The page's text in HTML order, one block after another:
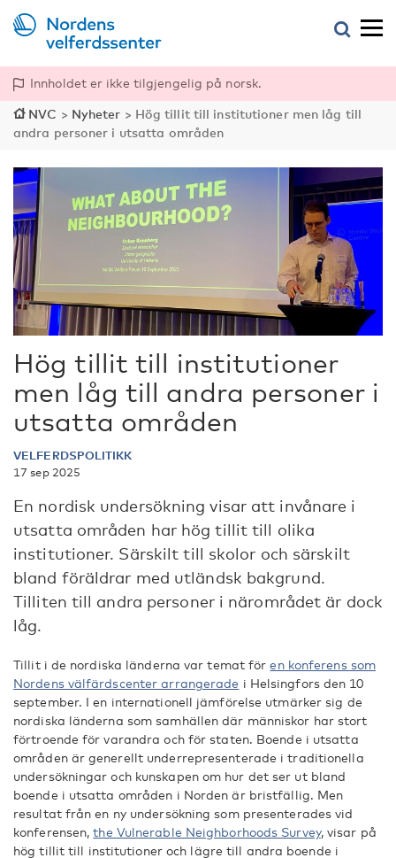
Innholdet er ikke tilgjengelig på norsk.
NVC > Nyheter > Hög tillit till institutioner men låg till
andra personer i utsatta områden
Hög tillit till institutioner
men låg till andra personer i
utsatta områden
VELFERDSPOLITIKK
17 sep 2025
En nordisk undersökning visar att invånare i
utsatta områden har hög tillit till olika
institutioner. Särskilt till skolor och särskilt
bland föräldrar med utländsk bakgrund.
Tilliten till andra personer i närområdet är dock
låg.
Tillit i de nordiska länderna var temat fören konferens som
Nordens välfärdscenter arrangerade i Helsingfors den 10
september. I en internationell jämförelse utmärker sig de
nordiska länderna som samhällen där människor har stort
förtroende för varandra och för staten. Boende i utsatta
områden är generellt underrepresenterade i traditionella
undersökningar och kunskapen om hur det ser ut bland
boende i utsatta områden i Norden är bristfällig. Men
resultat från en ny undersökning som presenterades vid
konferensen,the Vulnerable Neighborhoods Survey, visar på
hög tillit till institutioner och lägre till andra boende i